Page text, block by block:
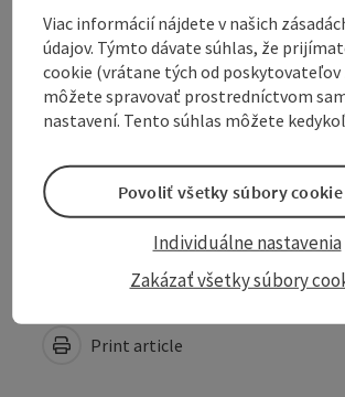
Sports
Suitability
Accessibility
Create PDF
Print article
Viac informácií nájdete v našich
údajov. Týmto dávate súhlas, že
cookie (vrátane tých od poskytovateľov
môžete spravovať prostredníctvom
nastavení. Tento súhlas môžete
Zakázať všetky súbory
Individuálne nastavenia
Povoliť všetky súbory cookie